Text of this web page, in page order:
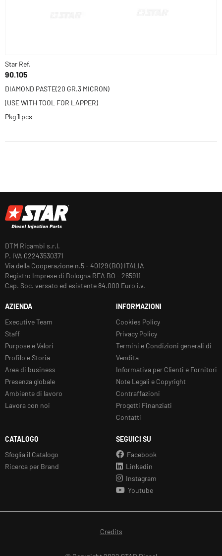
Star Ref.
90.105
DIAMOND PASTE(20 GR.3 MICRON)
(USE WITH TOOL FOR LAPPER)
Pkg1 pcs
DTM Ricambi s.r.l.
P. IVA 02243530371
Via della Cooperazione n.5 - 40129 (BO) ITALIA
Registro Imprese di Bologna REA BO - 265911
Cap. Soc. versato ed esistente 84.000 Euro i.v.
AZIENDA
Executive Team
Staff
Purpose e Valori
Profilo e Storia
Area di business
Presenza globale
Ambiente di lavoro
Lavora con noi
INFORMAZIONI
Cookies Policy
Privacy Policy
Termini e Condizioni generali di
Vendita
Informativa per Clienti e Fornitori
Note Legali e Copyright
Contraffazioni
Progetti Finanziati
Contatti
CATALOGO
Sfoglia il Catalogo
Ricerca per Brand
SEGUICI SU
Facebook
Linkedin
Instagram
Youtube
Credits